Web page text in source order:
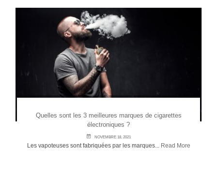
Quelles sont les 3 meilleures marques de cigarettes
électroniques ?
NOVEMBRE 18, 2021
Les vapoteuses sont fabriquées par les marques... Read More